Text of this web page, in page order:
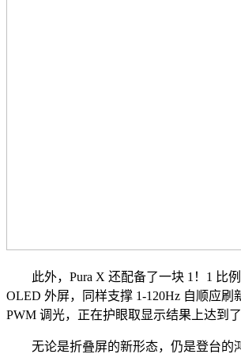
此外，Pura X 还配备了一块 1！1 比例
OLED 外屏，同样支撑 1-120Hz 自顺应刷
PWM 调光，正在护眼取显示结果上达到了
无论是折叠屏的新形态，仍是登台的